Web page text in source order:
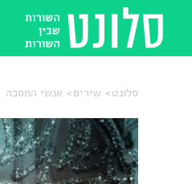
סלונט שירים אנשי המסכה